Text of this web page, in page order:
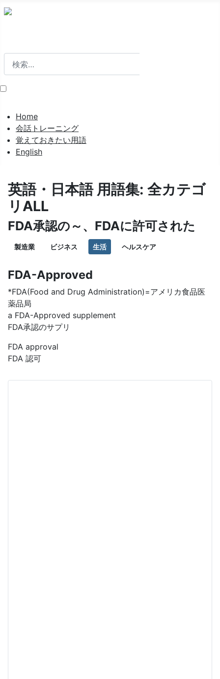
Home
会話トレーニング
覚えておきたい用語
English
英語・日本語 用語集: 全カテゴ
リALL
FDA承認の～、FDAに許可された
製造業 ビジネス 生活 ヘルスケア
FDA-Approved
*FDA(Food and Drug Administration)=アメリカ食品医
薬品局
a FDA-Approved supplement
FDA承認のサプリ
FDA approval
FDA 認可